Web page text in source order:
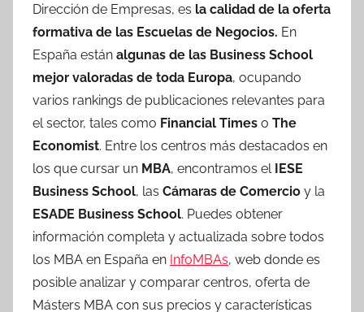
Dirección de Empresas, es la calidad de la oferta
formativa de las Escuelas de Negocios. En
España están algunas de las Business School
mejor valoradas de toda Europa, ocupando
varios rankings de publicaciones relevantes para
el sector, tales como Financial Times o The
Economist. Entre los centros más destacados en
los que cursar un MBA, encontramos el IESE
Business School, las Cámaras de Comercio y la
ESADE Business School. Puedes obtener
información completa y actualizada sobre todos
los MBA en España en InfoMBAs, web donde es
posible analizar y comparar centros, oferta de
Másters MBA con sus precios y características